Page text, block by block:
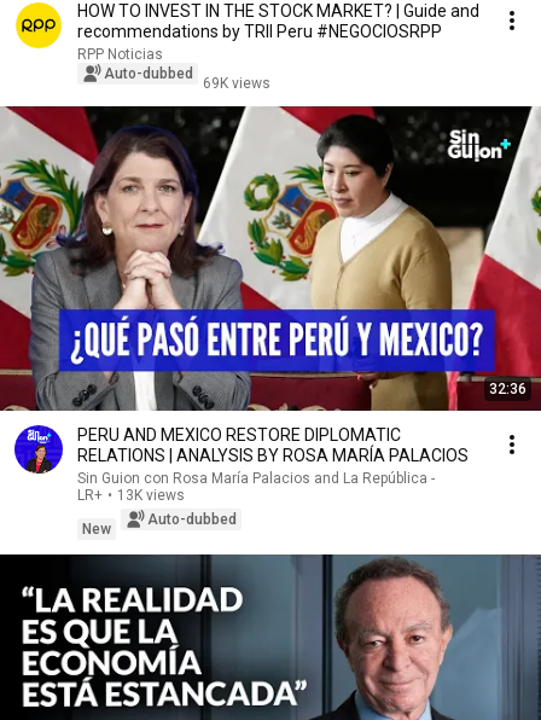
HOW TO INVEST IN THE STOCK MARKET? | Guide and
recommendations by TRII Peru #NEGOCIOSRPP
RPP Noticias
Auto-dubbed
69K views
32:36
PERU AND MEXICO RESTORE DIPLOMATIC
RELATIONS | ANALYSIS BY ROSA MARÍA PALACIOS
Sin Guion con Rosa María Palacios and La República -
LR+ • 13K views
New
Auto-dubbed